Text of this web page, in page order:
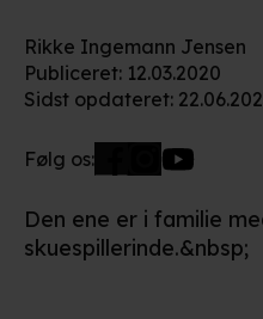
Rikke Ingemann Jensen
Publiceret: 12.03.2020
Sidst opdateret:
Følg os:
Den ene er i familie
skuespillerinde.&nbsp;